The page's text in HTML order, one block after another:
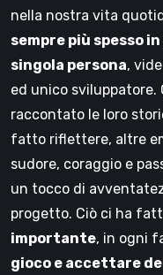
nella nostra vita
sempre più spesso
singola persona,
ed unico
raccontato le loro
fatto riflettere, altre
sudore, coraggio e
un tocco di
progetto. Ciò ci ha
importante, in ogni
gioco e accettare